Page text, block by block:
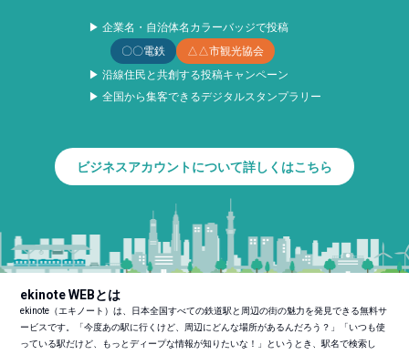
▶ 企業名・自治体名カラーバッジで投稿
〇〇電鉄
△△市観光協会
▶ 沿線住民と共創する投稿キャンペーン
▶ 全国から集客できるデジタルスタンプラリー
ビジネスアカウントについて詳しくはこちら
ekinote WEBとは
ekinote（エキノート）は、日本全国すべての鉄道駅と周辺の街の魅力を発見できる無料サ
ービスです。「今度あの駅に行くけど、周辺にどんな場所があるんだろう？」「いつも使
っている駅だけど、もっとディープな情報が知りたいな！」というとき、駅名で検索し